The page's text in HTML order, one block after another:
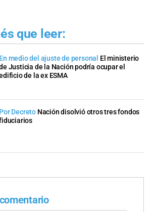
que leer:
En medio del ajuste de personal El ministerio
Justicia de la Nación podría ocupar el
de la ex ESMA
Por Decreto Nación disolvió otros tres fondos